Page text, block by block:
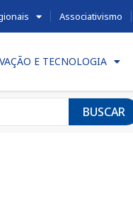
Associativismo
E TECNOLOGIA
BUSCAR